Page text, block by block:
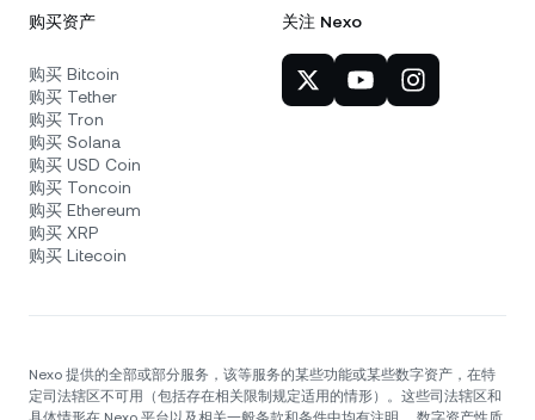
购买资产
购买 Bitcoin
购买 Tether
购买 Tron
购买 Solana
购买 USD Coin
购买 Toncoin
购买 Ethereum
购买 XRP
购买 Litecoin
关注 Nexo
Nexo 提供的全部或部分服务，该等服务的某些功能或某些数字资产，在特
定司法辖区不可用（包括存在相关限制规定适用的情形）。这些司法辖区和